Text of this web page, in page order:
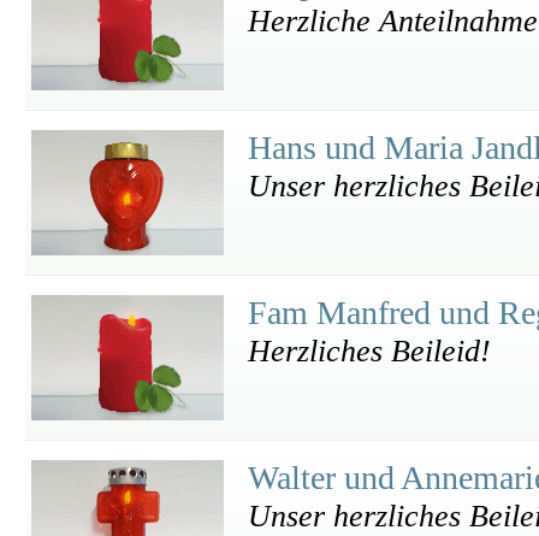
Herzliche Anteilnahme
Hans und Maria
Unser herzliches
Fam Manfred und
Herzliches Beileid!
Walter und
Unser herzliches